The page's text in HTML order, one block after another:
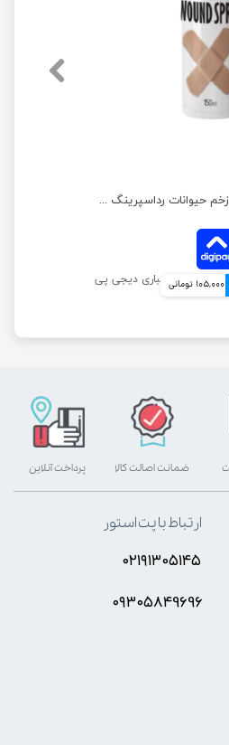
اسپری درمان کننده زخم حیوانات رداسپرینگ وزن 150 میلی لیتر
105,000 تومانی
پرداخت آنلاین ضمانت اصالت کالا
ارتباط با پت استور
۰۲۱۹۱۳۰۵۱۴۵
۰۹۳۰۵8۴9696